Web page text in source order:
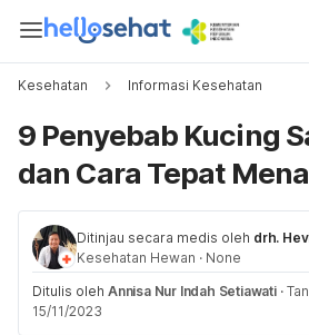
Kesehatan Informasi Kesehatan
9 Penyebab Kucing
dan Cara Tepat
Ditinjau secara medis oleh drh.
Kesehatan Hewan · None
Ditulis oleh Annisa Nur Indah Setiawati ·
15/11/2023